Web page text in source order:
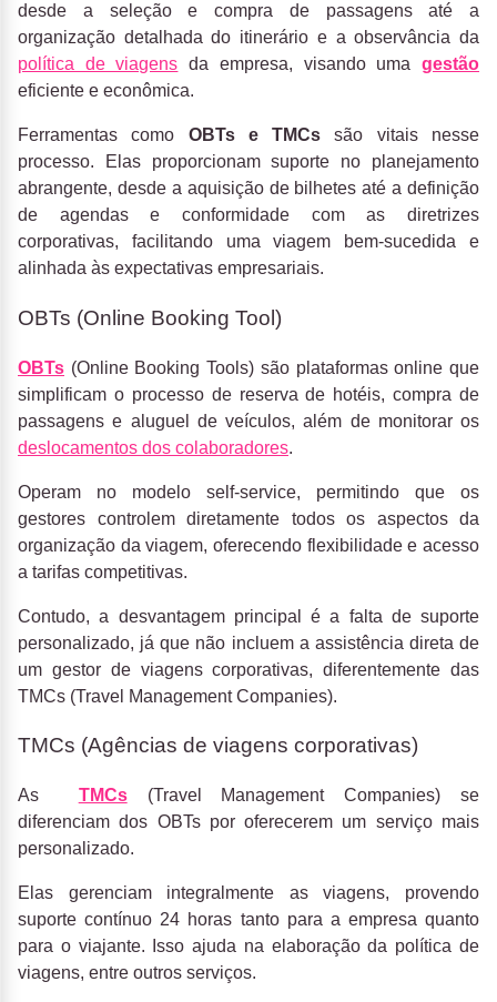
desde a seleção e compra de passagens até a
organização detalhada do itinerário e a observância da
política de viagens da empresa, visando umagestão
eficiente e econômica.
Ferramentas como OBTs e TMCssão vitais nesse
processo. Elas proporcionam suporte no planejamento
abrangente, desde a aquisição de bilhetes até a definição
de agendas e conformidade com as diretrizes
corporativas, facilitando uma viagem bem-sucedida e
alinhada às expectativas empresariais.
OBTs (Online Booking Tool)
OBTs (Online Booking Tools) são plataformas online que
simplificam o processo de reserva de hotéis, compra de
passagens e aluguel de veículos, além de monitorar os
deslocamentos dos colaboradores.
Operam no modelo self-service, permitindo que os
gestores controlem diretamente todos os aspectos da
organização da viagem, oferecendo flexibilidade e acesso
a tarifas competitivas.
Contudo, a desvantagem principal é a falta de suporte
personalizado, já que não incluem a assistência direta de
um gestor de viagens corporativas, diferentemente das
TMCs (Travel Management Companies).
TMCs (Agências de viagens corporativas)
As TMCs(Travel Management Companies) se
diferenciam dos OBTs por oferecerem um serviço mais
personalizado.
Elas gerenciam integralmente as viagens, provendo
suporte contínuo 24 horas tanto para a empresa quanto
para o viajante. Isso ajuda na elaboração da política de
viagens, entre outros serviços.